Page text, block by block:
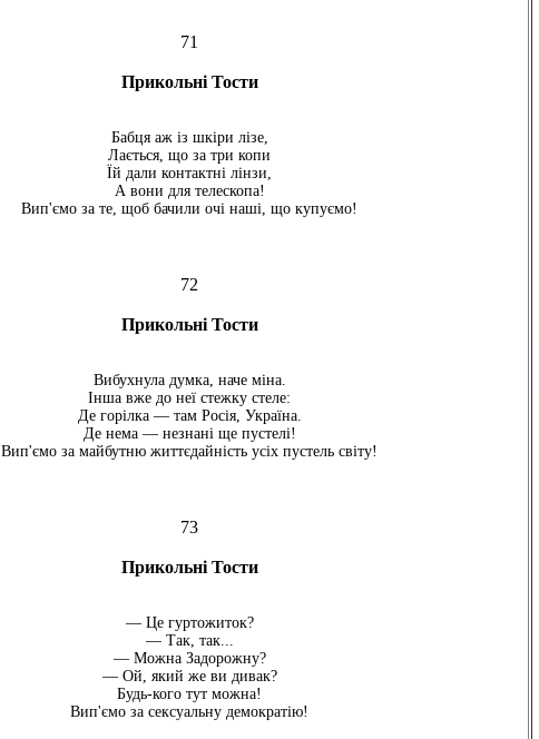
71
Прикольні Тости
Бабця аж із шкіри лізе,
Лається, що за три копи
Їй дали контактні лінзи,
А вони для телескопа!
Вип'ємо за те, щоб бачили очі наші, що купуємо!
72
Прикольні Тости
Вибухнула думка, наче міна.
Інша вже до неї стежку стеле:
Де горілка — там Росія, Україна.
Де нема — незнані ще пустелі!
Вип'ємо за майбутню життєдайність усіх пустель світу!
73
Прикольні Тости
— Це гуртожиток?
— Так, так...
— Можна Задорожну?
— Ой, який же ви дивак?
Будь-кого тут можна!
Вип'ємо за сексуальну демократію!